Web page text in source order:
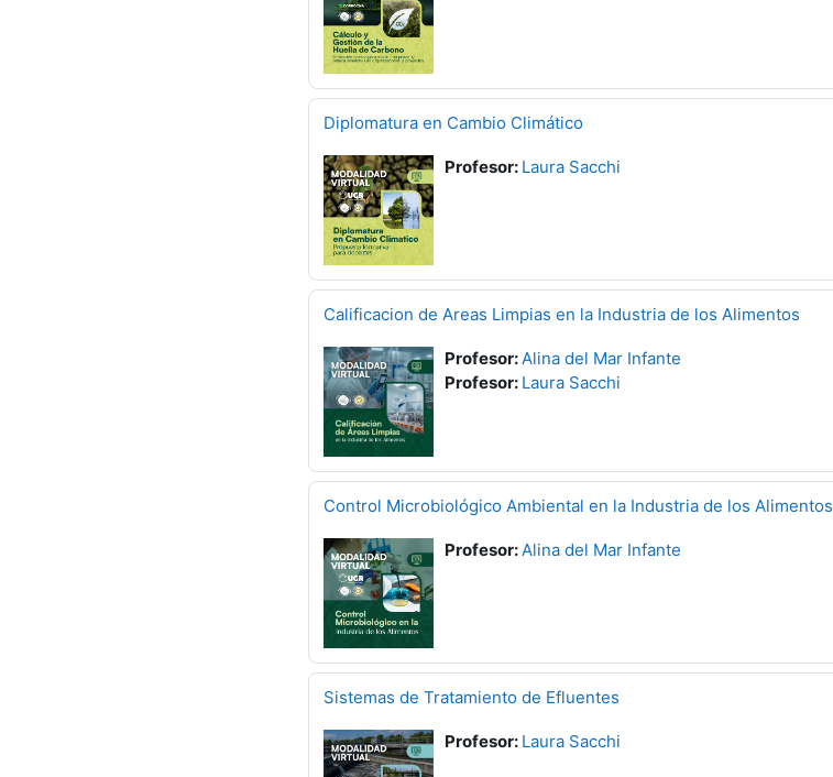
Diplomatura en Cambio Climático
Profesor: Laura Sacchi
Calificacion de Areas Limpias en la Industria de los Alimentos
Profesor:Alina del Mar Infante
Profesor: Laura Sacchi
Control Microbiológico Ambiental en la Industria de los Alimentos
Profesor:Alina del Mar Infante
Sistemas de Tratamiento de Efluentes
Profesor: Laura Sacchi